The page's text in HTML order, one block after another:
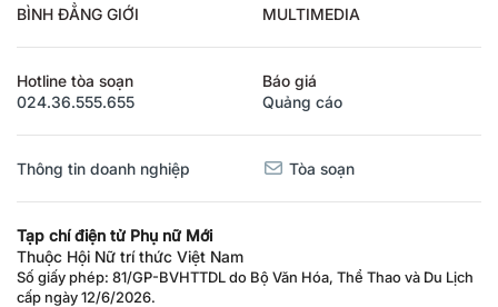
BÌNH ĐẲNG GIỚI MULTIMEDIA
Hotline tòa soạn
024.36.555.655
Báo giá
Quảng cáo
Thông tin doanh nghiệp Tòa soạn
Tạp chí điện tử Phụ nữ Mới
Thuộc Hội Nữ trí thức Việt Nam
Số giấy phép: 81/GP-BVHTTDL do Bộ Văn Hóa, Thể Thao và Du Lịch
cấp ngày 12/6/2026.